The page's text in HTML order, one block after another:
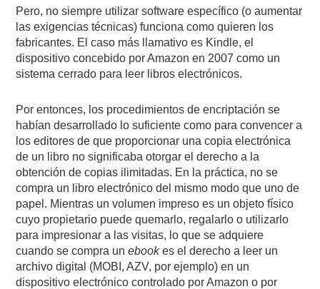
Pero, no siempre utilizar software específico (o aumentar
las exigencias técnicas) funciona como quieren los
fabricantes. El caso más llamativo es Kindle, el
dispositivo concebido por Amazon en 2007 como un
sistema cerrado para leer libros electrónicos.
Por entonces, los procedimientos de encriptación se
habían desarrollado lo suficiente como para convencer a
los editores de que proporcionar una copia electrónica
de un libro no significaba otorgar el derecho a la
obtención de copias ilimitadas. En la práctica, no se
compra un libro electrónico del mismo modo que uno de
papel. Mientras un volumen impreso es un objeto físico
cuyo propietario puede quemarlo, regalarlo o utilizarlo
para impresionar a las visitas, lo que se adquiere
cuando se compra unebookes el derecho a leer un
archivo digital (MOBI, AZV, por ejemplo) en un
dispositivo electrónico controlado por Amazon o por